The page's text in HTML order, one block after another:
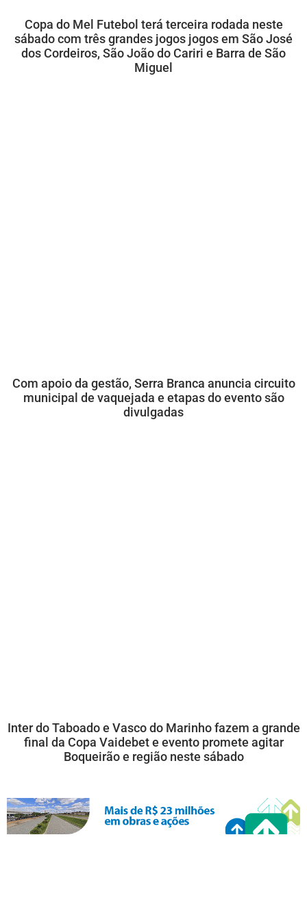
Copa do Mel Futebol terá terceira rodada neste
sábado com três grandes jogos jogos em São José
dos Cordeiros, São João do Cariri e Barra de São
Miguel
Com apoio da gestão, Serra Branca anuncia circuito
municipal de vaquejada e etapas do evento são
divulgadas
Inter do Taboado e Vasco do Marinho fazem a grande
final da Copa Vaidebet e evento promete agitar
Boqueirão e região neste sábado